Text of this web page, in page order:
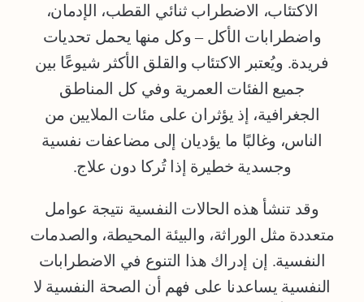
الاكتئاب، الاضطراب ثنائي القطب، الإدمان،
واضطرابات الأكل – وكل منها يحمل تحديات
فريدة. ويُعتبر الاكتئاب والقلق الأكثر شيوعًا بين
جميع الفئات العمرية وفي كل المناطق
الجغرافية، إذ يؤثران على مئات الملايين من
الناس، وغالبًا ما يؤديان إلى مضاعفات نفسية
وجسدية خطيرة إذا تُركا دون علاج.
وقد تنشأ هذه الحالات النفسية نتيجة عوامل
متعددة مثل الوراثة، والبيئة المحيطة، والصدمات
النفسية. إن إدراك هذا التنوع في الاضطرابات
النفسية يساعدنا على فهم أن الصحة النفسية لا